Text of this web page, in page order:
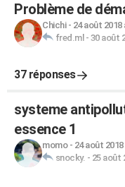
Problème de
Chichi- 24 août 2018
fred.ml - 30 août
37 réponses
systeme
essence 1
momo- 24 août 2018
snocky. - 25 août